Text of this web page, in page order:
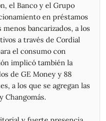
2.372,00 2.465,00
852.397
2.431,00 2.476,00
858.099
2.540,00 2.542,50
868.115
2.617,50 2.682,50
163.282
2.657,50 2.685,00
2.582,50 2.682,50
532.059
2.630,00 2.640,00
401.295
2.790,00 2.810,00
329.937
2.850,00
2.775,00
495.121
el Banco y el Grupo
en préstamos
bancarizados, a los
a través de Cordial
el consumo con
implicó también la
de GE Money y 88
a los que se agregan las
Changomás.